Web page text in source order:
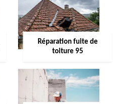
Réparation fuite de
toiture 95